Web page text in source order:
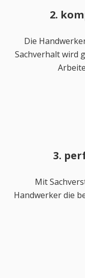
2.
Die
Sachverhalt wird
3.
Mit
Handwerker die